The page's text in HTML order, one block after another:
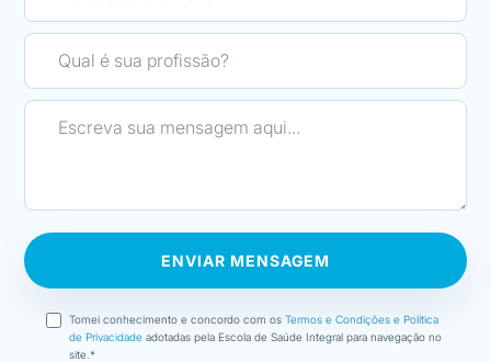
Tomei conhecimento e concordo com osTermos e Condições e Política
de Privacidade adotadas pela Escola de Saúde Integral para navegação no
site.*
ENVIAR MENSAGEM